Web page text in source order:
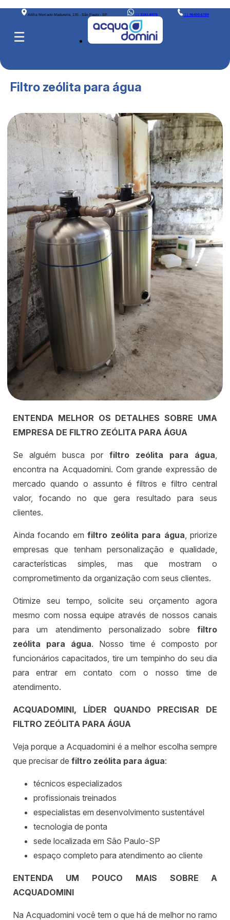
Adília Mercado Madureira, 135 - São Paulo - SP 113181-8975 11 96400-6789
☰
Filtro zeólita para água
ENTENDA MELHOR OS DETALHES SOBRE UMA
EMPRESA DE FILTRO ZEÓLITA PARA ÁGUA
Se alguém busca porfiltro zeólita para água,
encontra na Acquadomini. Com grande expressão de
mercado quando o assunto é filtros e filtro central
valor, focando no que gera resultado para seus
clientes.
Ainda focando emfiltro zeólita para água, priorize
empresas que tenham personalização e qualidade,
características simples, mas que mostram o
comprometimento da organização com seus clientes.
Otimize seu tempo, solicite seu orçamento agora
mesmo com nossa equipe através de nossos canais
para um atendimento personalizado sobrefiltro
zeólita para água. Nosso time é composto por
funcionários capacitados, tire um tempinho do seu dia
para entrar em contato com o nosso time de
atendimento.
ACQUADOMINI, LÍDER QUANDO PRECISAR DE
FILTRO ZEÓLITA PARA ÁGUA
Veja porque a Acquadomini é a melhor escolha sempre
que precisar de filtro zeólita para água:
técnicos especializados
profissionais treinados
especialistas em desenvolvimento sustentável
tecnologia de ponta
sede localizada em São Paulo-SP
espaço completo para atendimento ao cliente
ENTENDA UM POUCO MAIS SOBRE A
ACQUADOMINI
Na Acquadomini você tem o que há de melhor no ramo